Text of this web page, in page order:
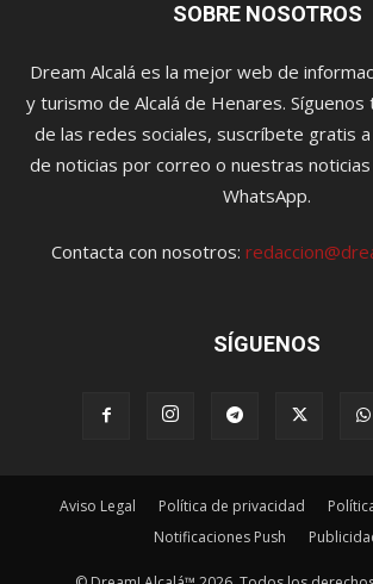
SOBRE NOSOTROS
Dream Alcalá es la mejor web de
y turismo de Alcalá de Henares.
de las redes sociales, suscríbete gratis
de noticias por correo o nuestras
WhatsApp.
Contacta con nosotros:
SÍGUENOS
Aviso Legal Política de privacidad
Notificaciones Push